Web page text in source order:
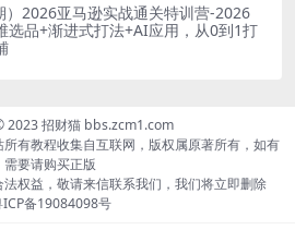
）2026亚马逊实战通关特训营-2026
选品+渐进式打法+AI应用，从0到1打
招财猫 bbs.zcm1.com
有教程收集自互联网，版权属原著所有，如有
需要请购买正版
权益，敬请来信联系我们，我们将立即删除
ICP备19084098号